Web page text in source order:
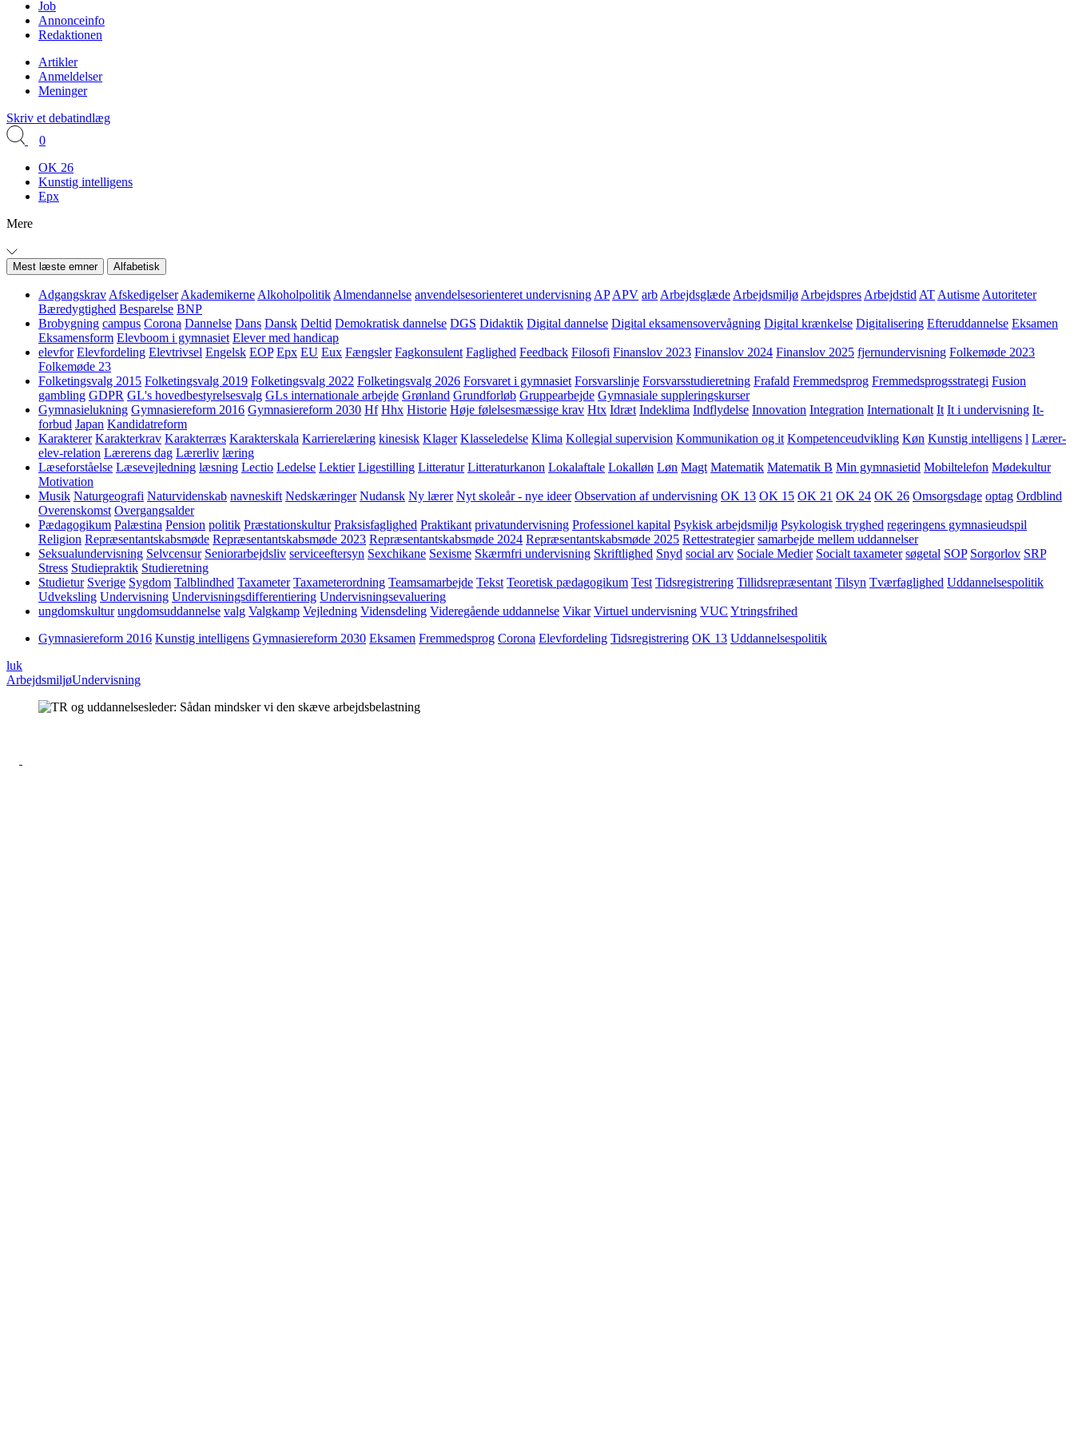
Job
Annonceinfo
Redaktionen
Artikler
Anmeldelser
Meninger
Skriv et debatindlæg
0
OK 26
Kunstig intelligens
Epx
Mere
Mest læste emner Alfabetisk
Adgangskrav Afskedigelser Akademikerne Alkoholpolitik Almendannelse anvendelsesorienteret undervisning AP APV arb Arbejdsglæde Arbejdsmiljø Arbejdspres Arbejdstid AT Autisme Autoriteter
Bæredygtighed Besparelse BNP
Brobygning campus Corona Dannelse Dans Dansk Deltid Demokratisk dannelse DGS Didaktik Digital dannelse Digital eksamensovervågning Digital krænkelse Digitalisering Efteruddannelse Eksamen
Eksamensform Elevboom i gymnasiet Elever med handicap
elevfor Elevfordeling Elevtrivsel Engelsk EOP Epx EU Eux Fængsler Fagkonsulent Faglighed Feedback Filosofi Finanslov 2023 Finanslov 2024 Finanslov 2025 fjernundervisning Folkemøde 2023
Folkemøde 23
Folketingsvalg 2015 Folketingsvalg 2019 Folketingsvalg 2022 Folketingsvalg 2026 Forsvaret i gymnasiet Forsvarslinje Forsvarsstudieretning Frafald Fremmedsprog Fremmedsprogsstrategi Fusion
gambling GDPR GL's hovedbestyrelsesvalg GLs internationale arbejde Grønland Grundforløb Gruppearbejde Gymnasiale suppleringskurser
Gymnasielukning Gymnasiereform 2016 Gymnasiereform 2030 Hf Hhx Historie Høje følelsesmæssige krav Htx Idræt Indeklima Indflydelse Innovation Integration Internationalt It It i undervisning It-
forbud Japan Kandidatreform
Karakterer Karakterkrav Karakterræs Karakterskala Karrierelæring kinesisk Klager Klasseledelse Klima Kollegial supervision Kommunikation og it Kompetenceudvikling Køn Kunstig intelligens l Lærer-
elev-relation Lærerens dag Lærerliv læring
Læseforståelse Læsevejledning læsning Lectio Ledelse Lektier Ligestilling Litteratur Litteraturkanon Lokalaftale Lokalløn Løn Magt Matematik Matematik B Min gymnasietid Mobiltelefon Mødekultur
Motivation
Musik Naturgeografi Naturvidenskab navneskift Nedskæringer Nudansk Ny lærer Nyt skoleår - nye ideer Observation af undervisning OK 13 OK 15 OK 21 OK 24 OK 26 Omsorgsdage optag Ordblind
Overenskomst Overgangsalder
Pædagogikum Palæstina Pension politik Præstationskultur Praksisfaglighed Praktikant privatundervisning Professionel kapital Psykisk arbejdsmiljø Psykologisk tryghed regeringens gymnasieudspil
Religion Repræsentantskabsmøde Repræsentantskabsmøde 2023 Repræsentantskabsmøde 2024 Repræsentantskabsmøde 2025 Rettestrategier samarbejde mellem uddannelser
Seksualundervisning Selvcensur Seniorarbejdsliv serviceeftersyn Sexchikane Sexisme Skærmfri undervisning Skriftlighed Snyd social arv Sociale Medier Socialt taxameter søgetal SOP Sorgorlov SRP
Stress Studiepraktik Studieretning
Studietur Sverige Sygdom Talblindhed Taxameter Taxameterordning Teamsamarbejde Tekst Teoretisk pædagogikum Test Tidsregistrering Tillidsrepræsentant Tilsyn Tværfaglighed Uddannelsespolitik
Udveksling Undervisning Undervisningsdifferentiering Undervisningsevaluering
ungdomskultur ungdomsuddannelse valg Valgkamp Vejledning Vidensdeling Videregående uddannelse Vikar Virtuel undervisning VUC Ytringsfrihed
Gymnasiereform 2016 Kunstig intelligens Gymnasiereform 2030 Eksamen Fremmedsprog Corona Elevfordeling Tidsregistrering OK 13 Uddannelsespolitik
luk
ArbejdsmiljøUndervisning